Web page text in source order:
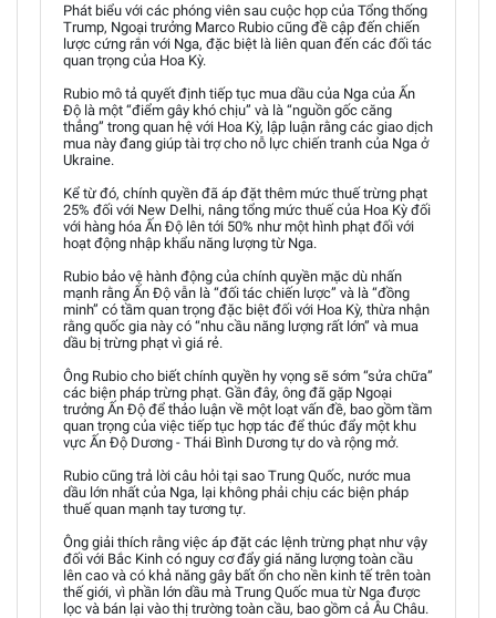
Phát biểu với các phóng viên sau cuộc họp của Tổng thống
Trump, Ngoại trưởng Marco Rubio cũng đề cập đến chiến
lược cứng rắn với Nga, đặc biệt là liên quan đến các đối tác
quan trọng của Hoa Kỳ.
Rubio mô tả quyết định tiếp tục mua dầu của Nga của Ấn
Độ là một “điểm gây khó chịu” và là “nguồn gốc căng
thẳng” trong quan hệ với Hoa Kỳ, lập luận rằng các giao dịch
mua này đang giúp tài trợ cho nỗ lực chiến tranh của Nga ở
Ukraine.
Kể từ đó, chính quyền đã áp đặt thêm mức thuế trừng phạt
25% đối với New Delhi, nâng tổng mức thuế của Hoa Kỳ đối
với hàng hóa Ấn Độ lên tới 50% như một hình phạt đối với
hoạt động nhập khẩu năng lượng từ Nga.
Rubio bảo vệ hành động của chính quyền mặc dù nhấn
mạnh rằng Ấn Độ vẫn là “đối tác chiến lược” và là “đồng
minh” có tầm quan trọng đặc biệt đối với Hoa Kỳ, thừa nhận
rằng quốc gia này có “nhu cầu năng lượng rất lớn” và mua
dầu bị trừng phạt vì giá rẻ.
Ông Rubio cho biết chính quyền hy vọng sẽ sớm “sửa chữa”
các biện pháp trừng phạt. Gần đây, ông đã gặp Ngoại
trưởng Ấn Độ để thảo luận về một loạt vấn đề, bao gồm tầm
quan trọng của việc tiếp tục hợp tác để thúc đẩy một khu
vực Ấn Độ Dương - Thái Bình Dương tự do và rộng mở.
Rubio cũng trả lời câu hỏi tại sao Trung Quốc, nước mua
dầu lớn nhất của Nga, lại không phải chịu các biện pháp
thuế quan mạnh tay tương tự.
Ông giải thích rằng việc áp đặt các lệnh trừng phạt như vậy
đối với Bắc Kinh có nguy cơ đẩy giá năng lượng toàn cầu
lên cao và có khả năng gây bất ổn cho nền kinh tế trên toàn
thế giới, vì phần lớn dầu mà Trung Quốc mua từ Nga được
lọc và bán lại vào thị trường toàn cầu, bao gồm cả Âu Châu.